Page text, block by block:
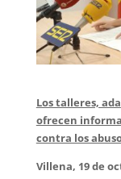
Los talleres,
ofrecen
contra los
Villena, 19 de